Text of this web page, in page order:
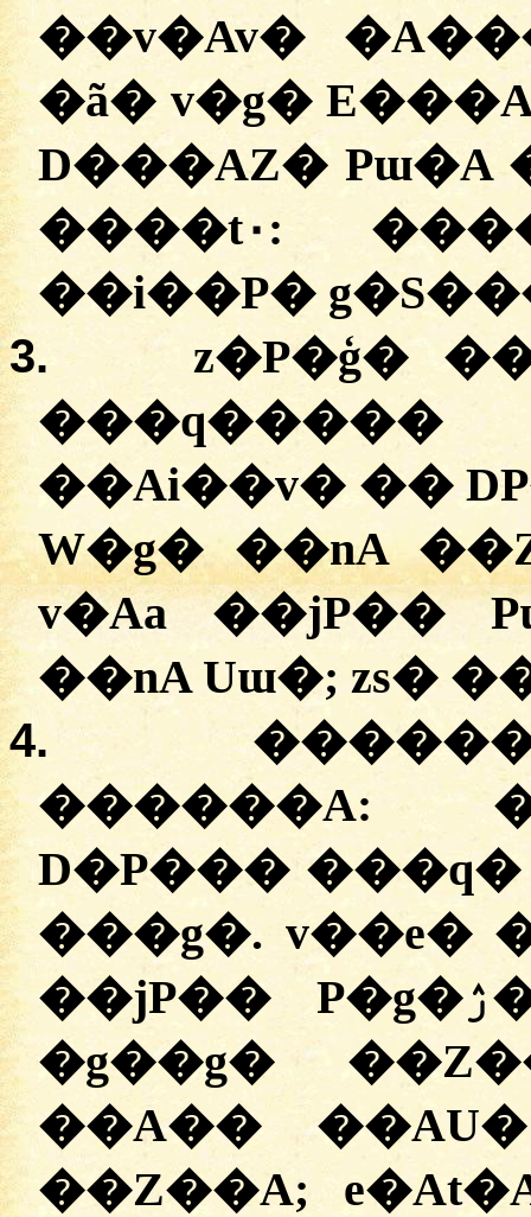
��v�Av�
�ã� v�g�
D���AZ�
����t۰: �
��i��P�
3.
z�P�ģ�
��Ai��v� ��
W�g� ��nA
v�Aa ��jP��
��nA Uɯ�; zs�
4.
������A:
D�P��� ���q�
���g�. v��e�
��jP�� P�g�ۯ��A. e�At�A v��e�
�g��g�
��A�� ��AU�ۯ��A, v� ��i�v��
��Z��A;